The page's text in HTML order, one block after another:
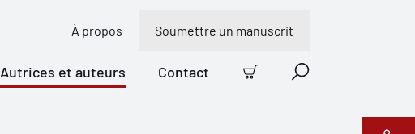
À propos Soumettre un manuscrit
Autrices et auteurs Contact
Panier Recherche